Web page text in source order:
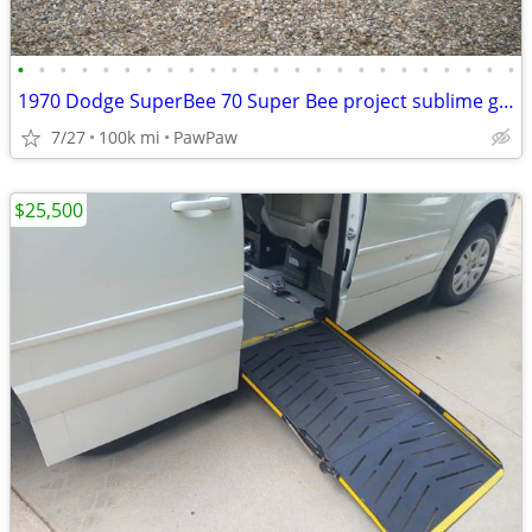
• • • • • • • • • • • • • • • • • • • • • • • •
1970 Dodge SuperBee 70 Super Bee project sublime green 383 automatic
7/27 100k mi PawPaw
$25,500